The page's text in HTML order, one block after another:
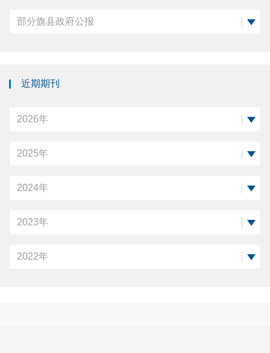
部分旗县政府公报
近期期刊
2026年
2025年
2024年
2023年
2022年